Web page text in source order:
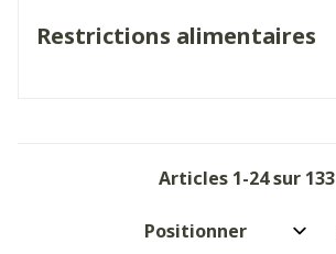
Restrictions alimentaires
Articles 1-24sur 133
Trier par: